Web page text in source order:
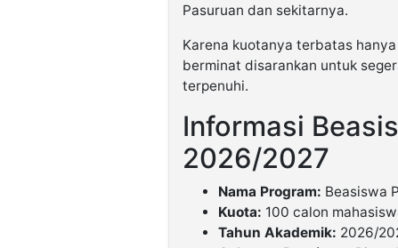
Pasuruan dan sekitarnya.
Karena kuotanya terbatas
berminat disarankan untuk
terpenuhi.
Informasi
2026/2027
Nama Program: Beasiswa
Kuota: 100 calon
Tahun Akademik: 2026/